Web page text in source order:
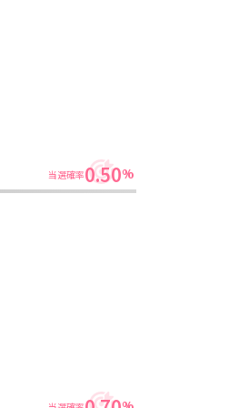
当選確率0.50%